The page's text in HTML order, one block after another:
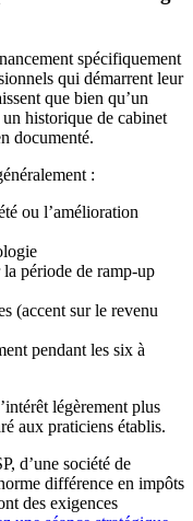
spécifiquement
qui démarrent leur
que bien qu’un
historique de cabinet
documenté.
:
ou l’amélioration
période de ramp-up
(accent sur le revenu
pendant les six à
légèrement plus
aux praticiens établis.
d’une société de
différence en impôts
des exigences